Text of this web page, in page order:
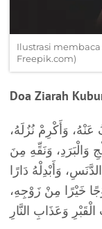
Ilustrasi
Freepik.com)
Doa Ziarah
وَأَكْرِمْ نُزُلَهُ،
وَالْبَرَدِ، وَنَقِّهِ مِنَ
وَأَبْدِلْهُ دَارًا
خَيْرًا مِنْ زَوْجِهِ،
وَعَذَابِ النَّارِ